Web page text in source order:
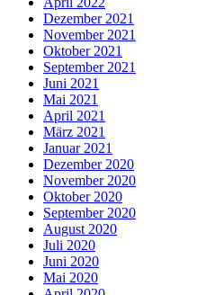
Dezember 2021
November 2021
Oktober 2021
September 2021
Juni 2021
Mai 2021
April 2021
März 2021
Januar 2021
Dezember 2020
November 2020
Oktober 2020
September 2020
August 2020
Juli 2020
Juni 2020
Mai 2020